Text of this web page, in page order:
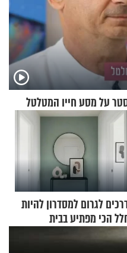
על מסע חייו המטלטל
דרכים לגרום למסדרון להיות
הכי מפתיע בבית